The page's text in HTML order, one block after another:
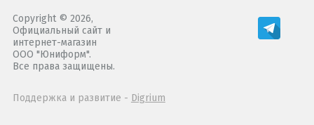
Copyright © 2026,
Официальный сайт и
интернет-магазин
ООО "Юниформ".
Все права защищены.
Поддержка и развитие - Digrium